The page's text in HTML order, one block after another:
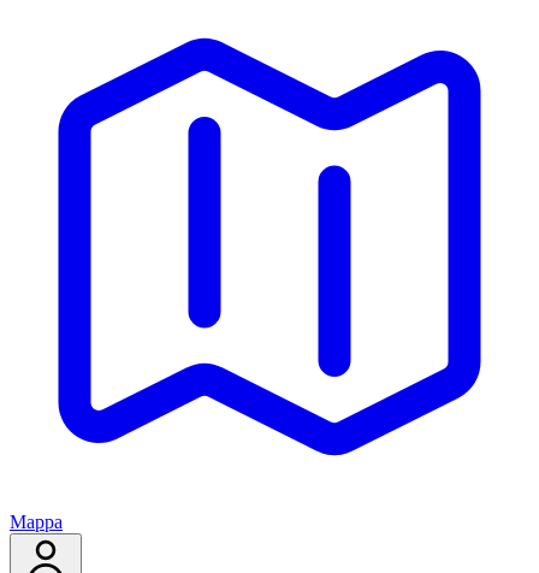
Mappa